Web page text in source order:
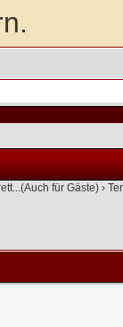
für Gäste) ›